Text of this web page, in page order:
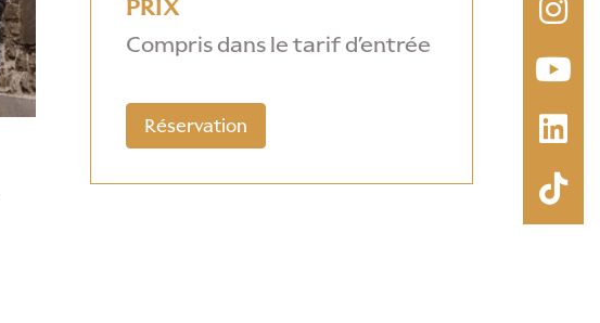
PRIX
Compris dans le tarif d’entrée
Réservation